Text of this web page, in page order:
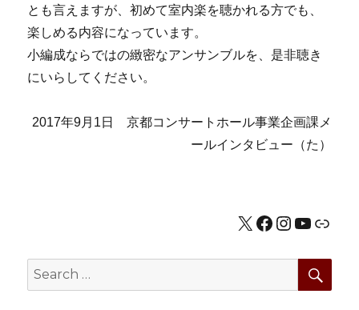
とも言えますが、初めて室内楽を聴かれる方でも、
楽しめる内容になっています。
小編成ならではの緻密なアンサンブルを、是非聴き
にいらしてください。
2017年9月1日 京都コンサートホール事業企画課メ
ールインタビュー（た）
X Facebook
Instagram
公式HP
Search
for: